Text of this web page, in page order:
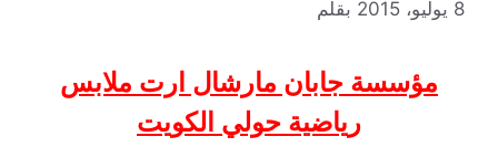
8 يوليو، 2015 بقلم
مؤسسة جابان مارشال ارت ملابس
رياضية حولي الكويت